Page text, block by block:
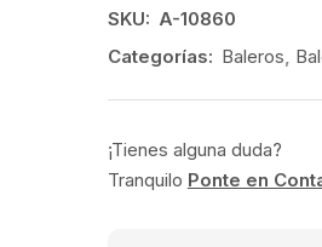
SKU: A-10860
Categorías: Baleros,
¡Tienes alguna duda?
Tranquilo Ponte en